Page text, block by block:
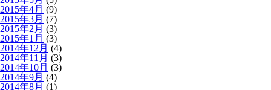
2015年4月 (9)
2015年3月 (7)
2015年2月 (3)
2015年1月 (3)
2014年12月 (4)
2014年11月 (3)
2014年10月 (3)
2014年9月 (4)
2014年8月 (1)